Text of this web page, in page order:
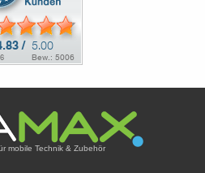
mobile Technik & Zubehör